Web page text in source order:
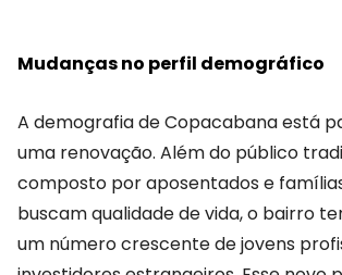
Mudanças no perfil demográfico
A demografia de Copacabana está
uma renovação. Além do público
composto por aposentados e
buscam qualidade de vida, o bairro
um número crescente de jovens